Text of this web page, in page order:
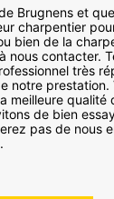
Brugnens et
charpentier
bien de la
nous contacter.
très
notre prestation.
meilleure qualité
de bien
pas de nous